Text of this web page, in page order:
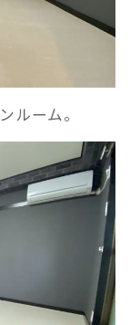
ルーム。